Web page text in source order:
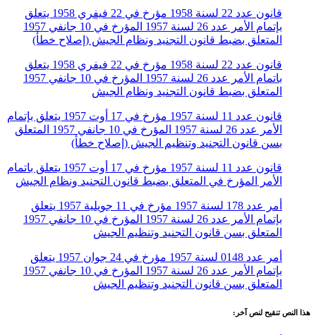
قانون عدد 22 لسنة 1958 مؤرخ في 22 فيفري 1958 يتعلق
بإتمام الأمر عدد 26 لسنة 1957 المؤرخ في 10 جانفي 1957
المتعلق بضبط قانون التجنيد ونظام الجيش (إصلاح خطأ)
قانون عدد 22 لسنة 1958 مؤرخ في 22 فيفري 1958 يتعلق
باتمام الأمر عدد 26 لسنة 1957 المؤرخ في 10 جانفي 1957
المتعلق بضبط قانون التجنيد ونظام الجيش
قانون عدد 11 لسنة 1957 مؤرخ في 17 أوت 1957 يتعلق بإتمام
الأمر عدد 26 لسنة 1957 المؤرخ في 10 جانفي 1957 المتعلق
بسن قانون التجنيد وتنظيم الجيش (إصلاح خطأ)
قانون عدد 11 لسنة 1957 مؤرخ في 17 أوت 1957 يتعلق باتمام
الأمر المؤرخ في المتعلق بضبط قانون التجنيد ونظام الجيش
أمر عدد 178 لسنة 1957 مؤرخ في 11 جويلية 1957 يتعلق
بإتمام الأمر عدد 26 لسنة 1957 المؤرخ في 10 جانفي 1957
المتعلق بسن قانون التجنيد وتنظيم الجيش
أمر عدد 0148 لسنة 1957 مؤرخ في 24 جوان 1957 يتعلق
بإتمام الأمر عدد 26 لسنة 1957 المؤرخ في 10 جانفي 1957
المتعلق بسن قانون التجنيد وتنظيم الجيش
هذا النص تنقيح لنص آخر: